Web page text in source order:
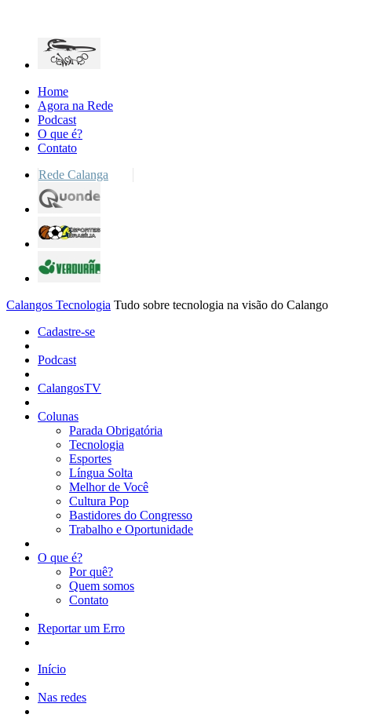
Home
Agora na Rede
Podcast
O que é?
Contato
Rede Calanga
Calangos Tecnologia Tudo sobre tecnologia na visão do Calango
Cadastre-se
Podcast
CalangosTV
Colunas
Parada Obrigatória
Tecnologia
Esportes
Língua Solta
Melhor de Você
Cultura Pop
Bastidores do Congresso
Trabalho e Oportunidade
O que é?
Por quê?
Quem somos
Contato
Reportar um Erro
Início
Nas redes